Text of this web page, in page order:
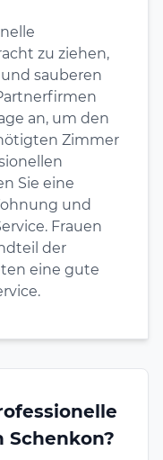
zu ziehen,
sauberen
an, um den
Zimmer
Sie eine
und
Frauen
der
eine gute
Schenkon?